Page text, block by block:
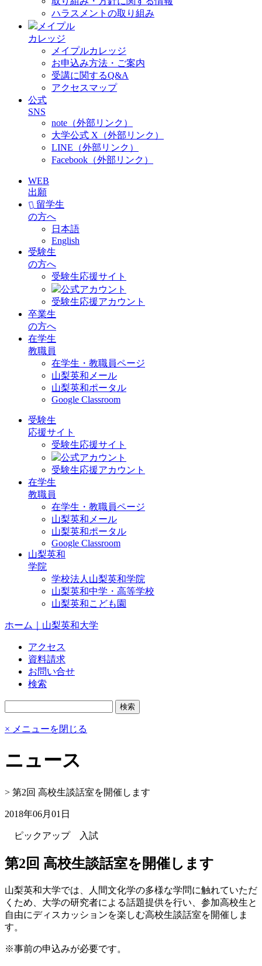
ハラスメントの取り組み
メイプル
カレッジ
メイプルカレッジ
お申込み方法・ご案内
受講に関するQ&A
アクセスマップ
公式
SNS
note（外部リンク）
大学公式 X（外部リンク）
LINE（外部リンク）
Facebook（外部リンク）
WEB
出願
留学生
の方へ
日本語
English
受験生
の方へ
受験生応援サイト
公式アカウント
受験生応援アカウント
卒業生
の方へ
在学生
教職員
在学生・教職員ページ
山梨英和メール
山梨英和ポータル
Google Classroom
受験生
応援サイト
受験生応援サイト
公式アカウント
受験生応援アカウント
在学生
教職員
在学生・教職員ページ
山梨英和メール
山梨英和ポータル
Google Classroom
山梨英和
学院
学校法人山梨英和学院
山梨英和中学・高等学校
山梨英和こども園
ホーム｜山梨英和大学
アクセス
資料請求
お問い合せ
検索
× メニューを閉じる
ニュース
> 第2回 高校生談話室を開催します
2018年06月01日
ピックアップ 入試
第2回 高校生談話室を開催します
山梨英和大学では、人間文化学の多様な学問に触れていただ
くため、大学の研究者による話題提供を行い、参加高校生と
自由にディスカッションを楽しむ高校生談話室を開催しま
す。
※事前の申込みが必要です。